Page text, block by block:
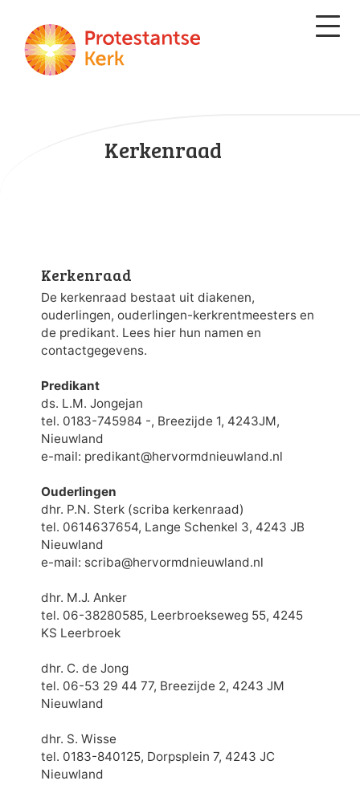
Kerkenraad
Kerkenraad
De kerkenraad bestaat uit diakenen,
ouderlingen, ouderlingen-kerkrentmeesters en
de predikant. Lees hier hun namen en
contactgegevens.
Predikant
ds. L.M. Jongejan
tel. 0183-745984 -, Breezijde 1, 4243JM,
Nieuwland
e-mail: predikant@hervormdnieuwland.nl
Ouderlingen
dhr. P.N. Sterk (scriba kerkenraad)
tel. 0614637654, Lange Schenkel 3, 4243 JB
Nieuwland
e-mail: scriba@hervormdnieuwland.nl
dhr. M.J. Anker
tel. 06-38280585, Leerbroekseweg 55, 4245
KS Leerbroek
dhr. C. de Jong
tel. 06-53 29 44 77, Breezijde 2, 4243 JM
Nieuwland
dhr. S. Wisse
tel. 0183-840125, Dorpsplein 7, 4243 JC
Nieuwland